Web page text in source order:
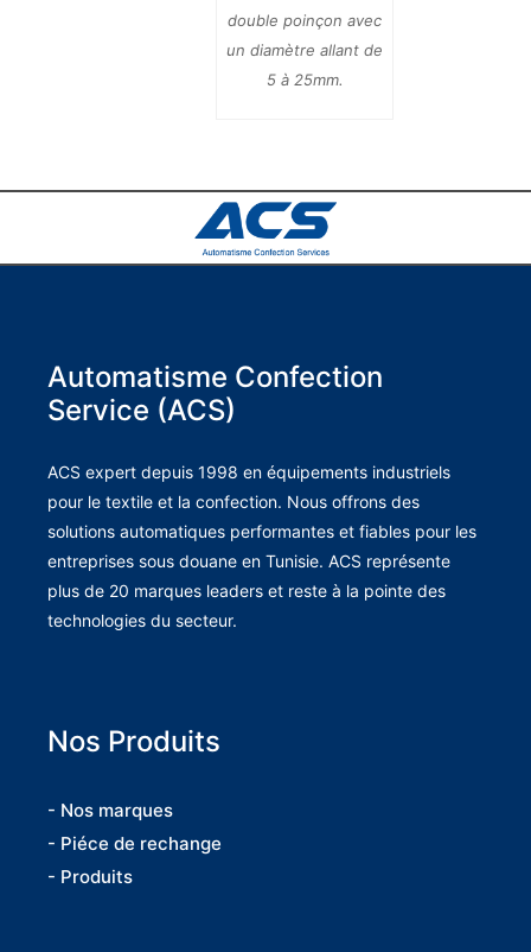
double poinçon avec
un diamètre allant de
5 à 25mm.
Automatisme Confection
Service (ACS)
ACS expert depuis 1998 en équipements industriels
pour le textile et la confection. Nous offrons des
solutions automatiques performantes et fiables pour les
entreprises sous douane en Tunisie. ACS représente
plus de 20 marques leaders et reste à la pointe des
technologies du secteur.
Nos Produits
- Nos marques
- Piéce de rechange
- Produits